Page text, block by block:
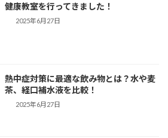
健康教室を行ってきました！
2025年6月27日
熱中症対策に最適な飲み物とは？水や麦
茶、経口補水液を比較！
2025年6月27日